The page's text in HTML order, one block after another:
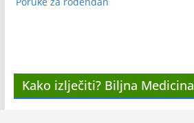
Kako izlječiti? Biljna Medicina